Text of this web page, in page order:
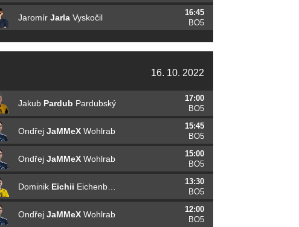
Jaromír JarlaVyskočil
16:45
BO5
16. 10. 2022
Jakub Pardub Pardubský
17:00
BO5
Ondřej JaMMeXWohlrab
15:45
BO5
Ondřej JaMMeXWohlrab
15:00
BO5
Dominik Eichii Eichenberger
13:30
BO5
Ondřej JaMMeXWohlrab
12:00
BO5